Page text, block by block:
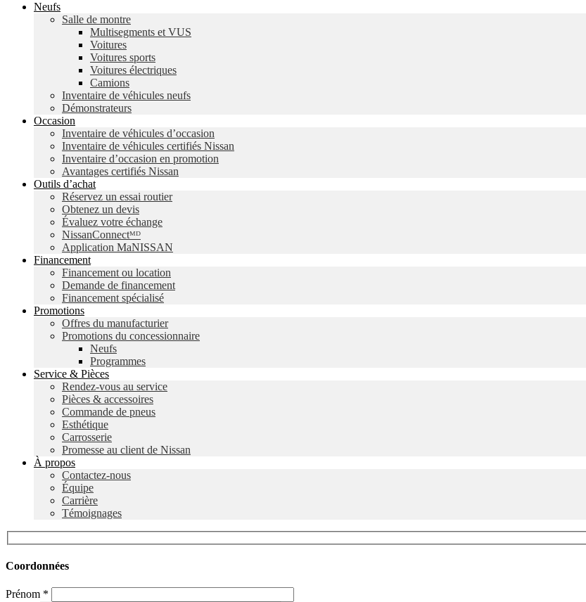
Neufs
Salle de montre
Multisegments et VUS
Voitures
Voitures sports
Voitures électriques
Camions
Inventaire de véhicules neufs
Démonstrateurs
Occasion
Inventaire de véhicules d’occasion
Inventaire de véhicules certifiés Nissan
Inventaire d’occasion en promotion
Avantages certifiés Nissan
Outils d’achat
Réservez un essai routier
Obtenez un devis
Évaluez votre échange
NissanConnectᴹᴰ
Application MaNISSAN
Financement
Financement ou location
Demande de financement
Financement spécialisé
Promotions
Offres du manufacturier
Promotions du concessionnaire
Neufs
Programmes
Service & Pièces
Rendez-vous au service
Pièces & accessoires
Commande de pneus
Esthétique
Carrosserie
Promesse au client de Nissan
À propos
Contactez-nous
Équipe
Carrière
Témoignages
Coordonnées
Prénom *